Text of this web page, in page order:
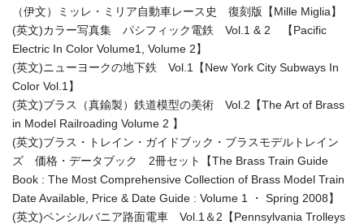
（伊文）ミッレ・ミリア自動車レース史 復刻版【Mille Miglia】
(英文)カラー写真集 パシフィック電鉄 Vol.1 & 2 【Pacific
Electric In Color Volume1, Volume 2】
(英文)ニューヨークの地下鉄 Vol.1【New York City Subways In
Color Vol.1】
(英文)ブラス（真鍮製）鉄道模型の美術 Vol.2【The Art of Brass
in Model Railroading Volume 2 】
(英文)ブラス・トレイン・ガイドブック・ブラスモデルトレイン
ズ 価格・データブック 2冊セット【The Brass Train Guide
Book : The Most Comprehensive Collection of Brass Model Train
Date Available, Price & Date Guide : Volume 1 ・ Spring 2008】
(英文)ペンシルバニア路面電車 Vol.1＆2【Pennsylvania Trolleys